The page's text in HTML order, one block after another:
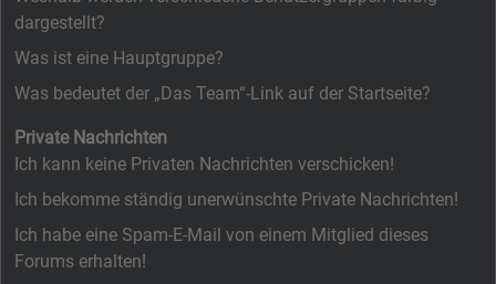
dargestellt?
Was ist eine Hauptgruppe?
Was bedeutet der „Das Team“-Link auf der Startseite?
Private Nachrichten
Ich kann keine Privaten Nachrichten verschicken!
Ich bekomme ständig unerwünschte Private Nachrichten!
Ich habe eine Spam-E-Mail von einem Mitglied dieses
Forums erhalten!